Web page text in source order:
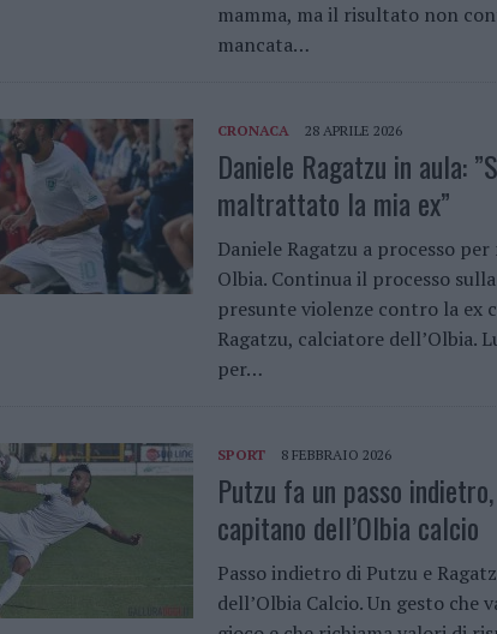
mamma, ma il risultato non
mancata…
CRONACA 28 APRILE 2026
Daniele Ragatzu in aula:
maltrattato la mia ex”
Daniele Ragatzu a processo
Olbia. Continua il processo
presunte violenze contro la ex
Ragatzu, calciatore dell’Olbia.
per…
SPORT 8 FEBBRAIO 2026
Putzu fa un passo
capitano dell’Olbia calcio
Passo indietro di Putzu e
dell’Olbia Calcio. Un gesto